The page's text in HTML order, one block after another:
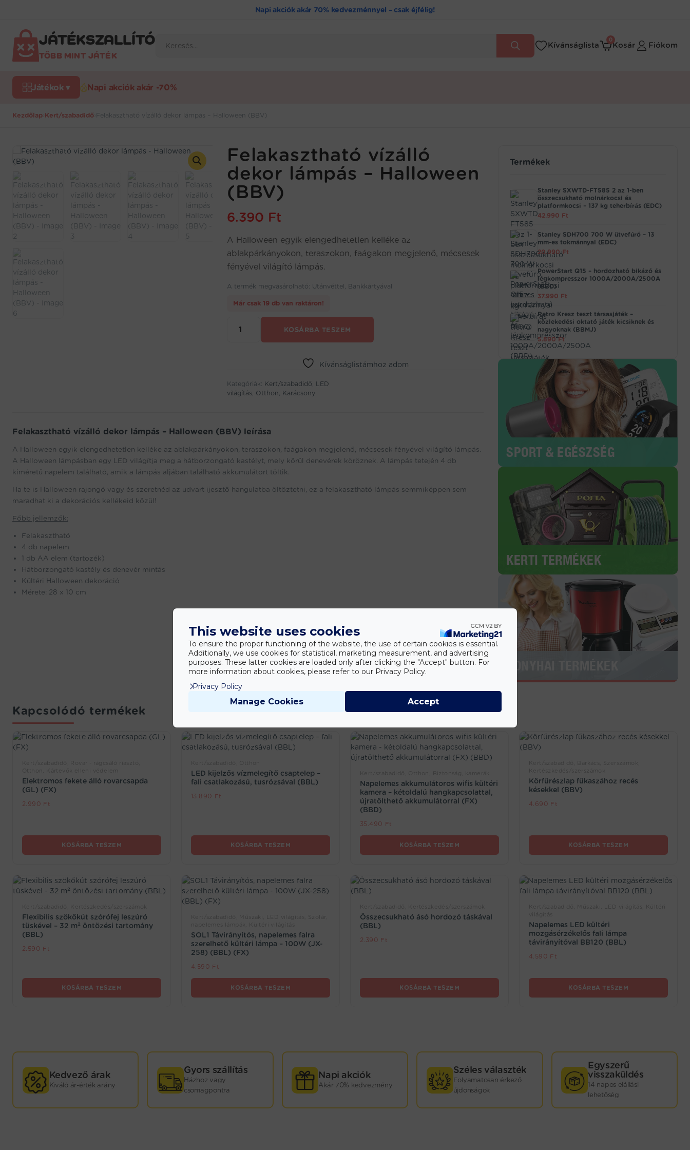
Napi akciók akár 70% kedvezménnyel – csak éjfélig!
JÁTÉKSZALLÍTÓ
TÖBB MINT JÁTÉK
search
Kívánságlista
0
Kosár Fiókom
Játékok ▾ Napi akciók akár -70%
Kezdőlap Kert/szabadidő Felakasztható vízálló dekor lámpás – Halloween (BBV)
Felakasztható vízálló
dekor lámpás – Halloween
(BBV)
6.390 Ft
A Halloween egyik elengedhetetlen kelléke az
ablakpárkányokon, teraszokon, faágakon megjelenő, mécsesek
fényével világító lámpás.
A termék megvásárolható: Utánvéttel, Bankkártyával
Már csak 19 db van raktáron!
vízálló
(BBV)
mennyiség
KOSÁRBA TESZEM
Kívánságlistámhoz adom
Kategóriák: Kert/szabadidő, LED
világítás, Otthon, Karácsony
Felakasztható vízálló dekor lámpás – Halloween (BBV) leírása
A Halloween egyik elengedhetetlen kelléke az ablakpárkányokon, teraszokon, faágakon megjelenő, mécsesek fényével világító lámpás.
A Halloween lámpásban egy LED világítja meg a hátborzongató kastélyt, mely körül denevérek köröznek. A lámpás tetején 4 db
kiméretű napelem található, amik a lámpás aljában található akkumulátort töltik.
Ha te is Halloween rajongó vagy és szeretnéd az udvart ijesztő hangulatba öltöztetni, ez a felakasztható lámpás semmiképpen sem
maradhat ki a dekorációs kellékeid közül!
Főbb jellemzők:
Felakasztható
4 db napelem
1 db AA elem (tartozék)
Hátborzongató kastély és denevér mintás
Kültéri Halloween dekoráció
Mérete: 28 x 10 cm
Termékek
Stanley SXWTD-FT585 2 az 1-ben
összecsukható molnárkocsi és
platformkocsi – 137 kg teherbírás (EDC)
42.990 Ft
Stanley SDH700 700 W ütvefúró – 13
mm-es tokmánnyal (EDC)
20.990Ft
PowerStart Q15 – hordozható bikázó és
légkompresszor 1000A/2000A/2500A
(BBD)
37.990 Ft
Retro Kresz teszt társasjáték –
közlekedési oktató játék kicsiknek és
nagyoknak (BBMJ)
5.890Ft
SPORT & EGÉSZSÉG
KERTI TERMÉKEK
Kapcsolódó termékek
Elektromos fekete álló rovarcsapda
(GL) (FX)
2.990 Ft
KOSÁRBA TESZEM
LED kijelzős vízmelegítő csaptelep –
fali csatlakozású, tusrózsával (BBL)
13.890 Ft
KOSÁRBA TESZEM
Napelemes akkumulátoros wifis kültéri
kamera – kétoldalú hangkapcsolattal,
újratölthető akkumulátorral (FX)
(BBD)
35.490 Ft
KOSÁRBA TESZEM
Körfűrészlap fűkaszához recés
késekkel (BBV)
4.690 Ft
KOSÁRBA TESZEM
Flexibilis szökőkút szórófej leszúró
tüskével – 32 m² öntözési tartomány
(BBL)
2.590 Ft
KOSÁRBA TESZEM
SOL1 Távirányítós, napelemes falra
szerelhető kültéri lámpa – 100W (JX-
258) (BBL) (FX)
4.590 Ft
KOSÁRBA TESZEM
Összecsukható ásó hordozó táskával
(BBL)
2.390 Ft
KOSÁRBA TESZEM
Napelemes LED kültéri
mozgásérzékelős fali lámpa
távirányítóval BB120 (BBL)
4.590 Ft
KOSÁRBA TESZEM
GYORS
KISZÁLLÍTÁS!
Kedvező árak
Kiváló ár-érték arány
Gyors szállítás
Házhoz vagy
csomagpontra
Napi akciók
Akár 70% kedvezmény
Széles választék
Folyamatosan érkező
újdonságok
Egyszerű
visszaküldés
14 napos elállási
lehetőség
This website uses cookies
To ensure the proper functioning of the website, the use of certain cookies is essential.
Additionally, we use cookies for statistical, marketing measurement, and advertising
purposes. These latter cookies are loaded only after clicking the "Accept" button. For
more information about cookies, please refer to our Privacy Policy.
Privacy Policy
Manage Cookies Accept